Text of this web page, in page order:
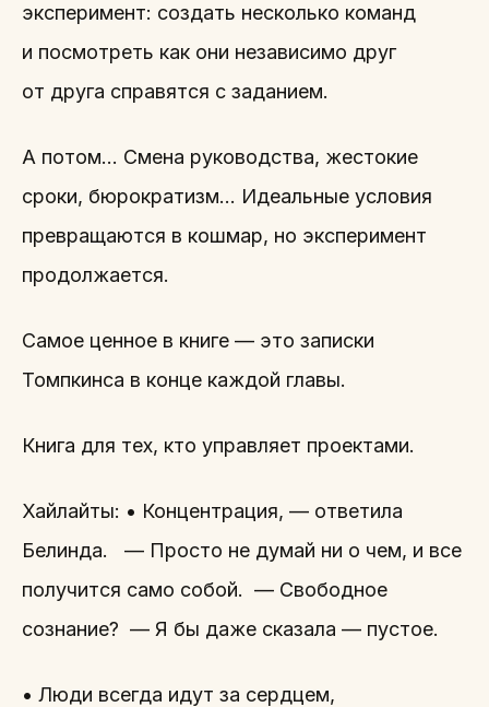
эксперимент: создать несколько команд
и посмотреть как они независимо друг
от друга справятся с заданием.
А потом… Смена руководства, жестокие
сроки, бюрократизм… Идеальные условия
превращаются в кошмар, но эксперимент
продолжается.
Самое ценное в книге — это записки
Томпкинса в конце каждой главы.
Книга для тех, кто управляет проектами.
Хайлайты: • Концентрация, — ответила
Белинда. — Просто не думай ни о чем, и все
получится само собой. — Свободное
сознание? — Я бы даже сказала — пустое.
• Люди всегда идут за сердцем,